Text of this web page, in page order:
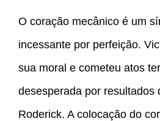
O coração mecânico é um
incessante por perfeição.
sua moral e cometeu atos
desesperada por resultados
Roderick. A colocação do